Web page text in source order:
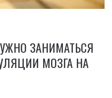
ЗАНИМАТЬСЯ
МОЗГА НА